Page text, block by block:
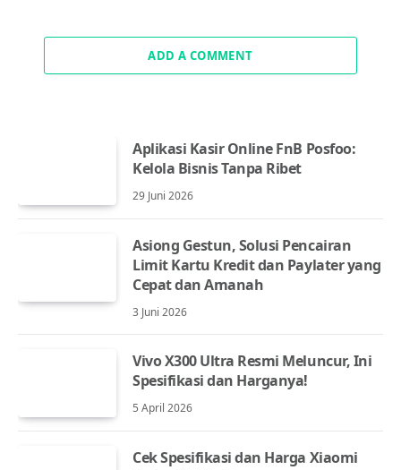
ADD A COMMENT
Aplikasi Kasir Online FnB Posfoo:
Kelola Bisnis Tanpa Ribet
29 Juni 2026
Asiong Gestun, Solusi Pencairan
Limit Kartu Kredit dan Paylater yang
Cepat dan Amanah
3 Juni 2026
Vivo X300 Ultra Resmi Meluncur, Ini
Spesifikasi dan Harganya!
5 April 2026
Cek Spesifikasi dan Harga Xiaomi